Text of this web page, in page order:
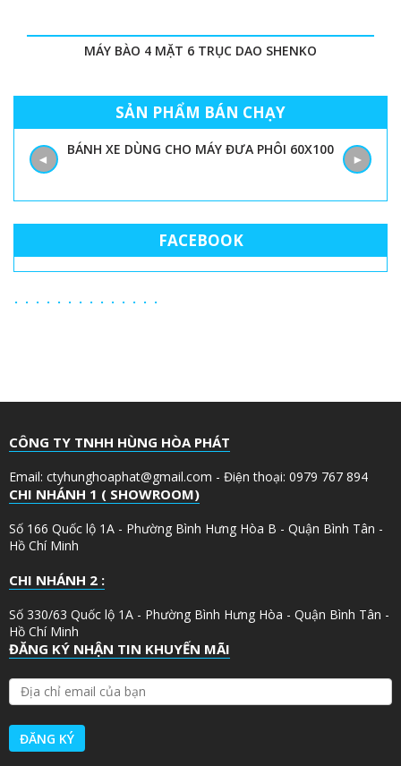
MÁY BÀO 4 MẶT 6 TRỤC DAO SHENKO
SẢN PHẨM BÁN CHẠY
BÁNH XE DÙNG CHO MÁY ĐƯA PHÔI 60X100
◄ ►
FACEBOOK
CÔNG TY TNHH HÙNG HÒA PHÁT
Email: ctyhunghoaphat@gmail.com - Điện thoại: 0979 767 894
CHI NHÁNH 1 ( SHOWROOM)
Số 166 Quốc lộ 1A - Phường Bình Hưng Hòa B - Quận Bình Tân -
Hồ Chí Minh
CHI NHÁNH 2 :
Số 330/63 Quốc lộ 1A - Phường Bình Hưng Hòa - Quận Bình Tân -
Hồ Chí Minh
ĐĂNG KÝ NHẬN TIN KHUYẾN MÃI
Đ
Ị
A